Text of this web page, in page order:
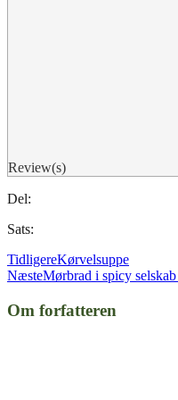
Review(s)
Del:
Sats:
TidligereKørvelsuppe
NæsteMørbrad i spicy
Om forfatteren